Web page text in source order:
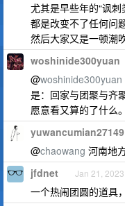
尤其是早些年的“讽刺
都是改变不了任何问
然后大家又是一顿潮
woshinide300yuan
@woshinide300yuan
是：回家与团聚与齐
愿意看又算的了什么
yuwancumian27149
@chaowang 河南地
jfdnet Jan 21, 2023
一个热闹团圆的道具